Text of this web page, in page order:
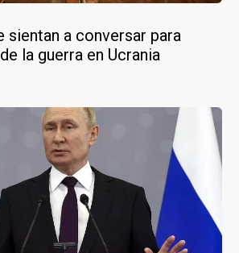
sientan a conversar para
la guerra en Ucrania